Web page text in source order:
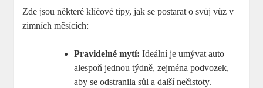
Zde jsou některé klíčové tipy, jak se postarat o svůj vůz v
zimních měsících:
Pravidelné mytí: Ideální je umývat auto
alespoň jednou týdně, zejména podvozek,
aby se odstranila sůl a další nečistoty.